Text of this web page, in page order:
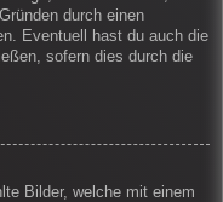
durch einen
Eventuell hast du auch die
sofern dies durch die
Bilder, welche mit einem